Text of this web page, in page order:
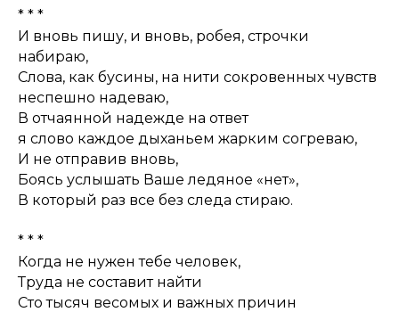
* * *
И вновь пишу, и вновь, робея, строчки
набираю,
Слова, как бусины, на нити сокровенных чувств
неспешно надеваю,
В отчаянной надежде на ответ
я слово каждое дыханьем жарким согреваю,
И не отправив вновь,
Боясь услышать Ваше ледяное «нет»,
В который раз все без следа стираю.
* * *
Когда не нужен тебе человек,
Труда не составит найти
Сто тысяч весомых и важных причин